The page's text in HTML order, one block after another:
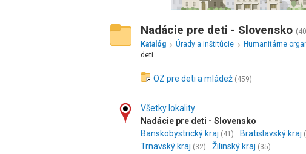
Nadácie pre deti - Slovensko
Katalóg
Úrady a inštitúcie Humanitárne
deti
OZ pre deti a mládež (459)
Všetky lokality
Nadácie pre deti - Slovensko
Banskobystrický kraj (41) Bratislavský kraj
Trnavský kraj (32) Žilinský kraj (35)